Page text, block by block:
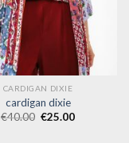
CARDIGAN DIXIE
cardigan dixie
€40.00 €25.00